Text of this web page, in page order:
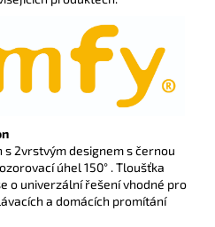
s 2vrstvým designem s černou
úhel 150° . Tloušťka
o univerzální řešení vhodné pro
a domácích promítání